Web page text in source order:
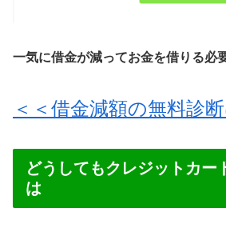
一気に借金が減ってお金を借りる必
＜＜借金減額の無料診
どうしてもクレジットカー
は